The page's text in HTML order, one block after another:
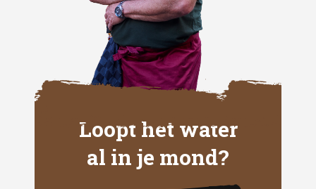
Loopt het water
al in je mond?